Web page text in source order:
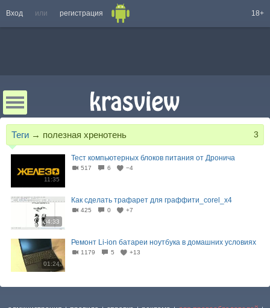
Вход или регистрация 18+
Теги → полезная хренотень 3
11:35
Тест компьютерных блоков питания от Дронича
517 6 −4
04:33
Как сделать трафарет для граффити_corel_x4
425 0 +7
01:24
Ремонт Li-ion батареи ноутбука в домашних условиях
1179 5 +13